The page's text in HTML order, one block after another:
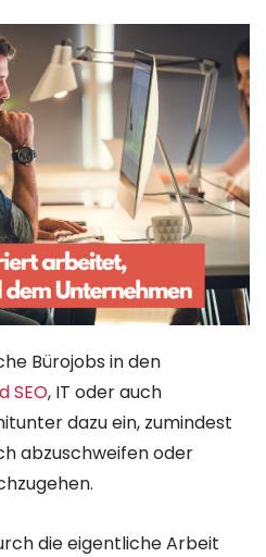
Bürojobs in den
SEO, IT oder auch
dazu ein, zumindest
abzuschweifen oder
die eigentliche Arbeit